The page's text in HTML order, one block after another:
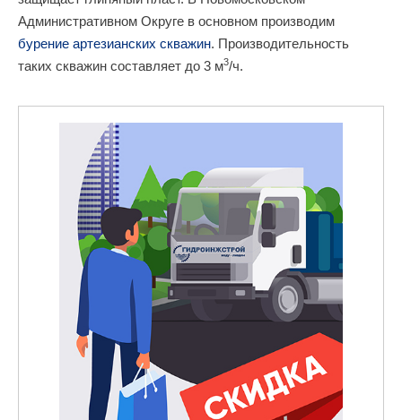
Административном Округе в основном производим
бурение артезианских скважин. Производительность
таких скважин составляет до 3 м3/ч.